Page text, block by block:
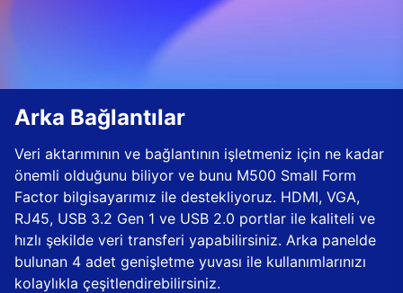
Arka Bağlantılar
Veri aktarımının ve bağlantının işletmeniz için ne kadar
önemli olduğunu biliyor ve bunu M500 Small Form
Factor bilgisayarımız ile destekliyoruz. HDMI, VGA,
RJ45, USB 3.2 Gen 1 ve USB 2.0 portlar ile kaliteli ve
hızlı şekilde veri transferi yapabilirsiniz. Arka panelde
bulunan 4 adet genişletme yuvası ile kullanımlarınızı
kolaylıkla çeşitlendirebilirsiniz.